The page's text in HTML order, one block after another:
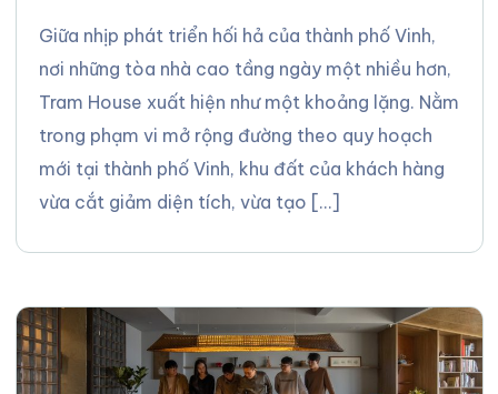
Giữa nhịp phát triển hối hả của thành phố Vinh,
nơi những tòa nhà cao tầng ngày một nhiều hơn,
Tram House xuất hiện như một khoảng lặng. Nằm
trong phạm vi mở rộng đường theo quy hoạch
mới tại thành phố Vinh, khu đất của khách hàng
vừa cắt giảm diện tích, vừa tạo […]